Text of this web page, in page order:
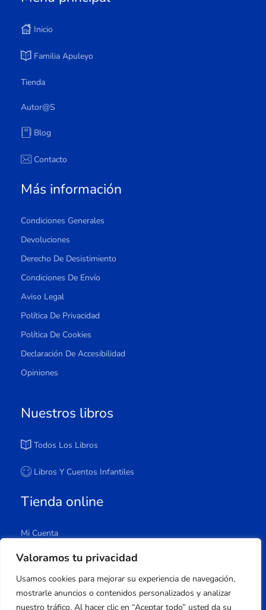
Valoramos tu privacidad
Usamos cookies para mejorar su experiencia de navegación,
mostrarle anuncios o contenidos personalizados y analizar
nuestro tráfico. Al hacer clic en “Aceptar todo” usted da su
Inicio
Familia Apuleyo
Tienda
Autor@s
Blog
Contacto
Más información
Condiciones Generales
Devoluciones
Derecho De Desistimiento
Condiciones De Envío
Aviso Legal
Política De Privacidad
Política De Cookies
Declaración De Accesibilidad
Opiniones
Nuestros libros
Todos Los Libros
Libros Y Cuentos Infantiles
Tienda online
Mi Cuenta
Carrito
Lista De Deseos